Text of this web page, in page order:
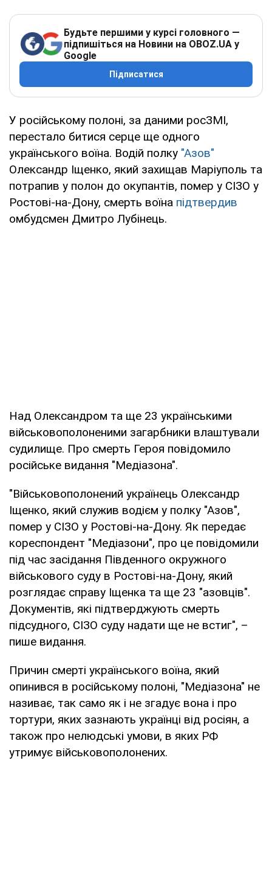
Будьте першими у курсі головного —
підпишіться на Новини на OBOZ.UA у
Google
Підписатися
У російському полоні, за даними росЗМІ,
перестало битися серце ще одного
українського воїна. Водій полку "Азов"
Олександр Іщенко, який захищав Маріуполь та
потрапив у полон до окупантів, помер у СІЗО у
Ростові-на-Дону, смерть воїна підтвердив
омбудсмен Дмитро Лубінець.
Над Олександром та ще 23 українськими
військовополоненими загарбники влаштували
судилище. Про смерть Героя повідомило
російське видання "Медіазона".
"Військовополонений українець Олександр
Іщенко, який служив водієм у полку "Азов",
помер у СІЗО у Ростові-на-Дону. Як передає
кореспондент "Медіазони", про це повідомили
під час засідання Південного окружного
військового суду в Ростові-на-Дону, який
розглядає справу Іщенка та ще 23 "азовців".
Документів, які підтверджують смерть
підсудного, СІЗО суду надати ще не встиг", –
пише видання.
Причин смерті українського воїна, який
опинився в російському полоні, "Медіазона" не
називає, так само як і не згадує вона і про
тортури, яких зазнають українці від росіян, а
також про нелюдські умови, в яких РФ
утримує військовополонених.